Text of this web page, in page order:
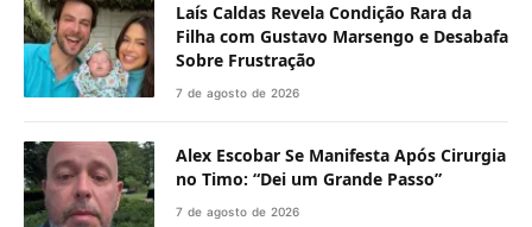
Laís Caldas Revela Condição Rara da
Filha com Gustavo Marsengo e Desabafa
Sobre Frustração
7 de agosto de 2026
Alex Escobar Se Manifesta Após Cirurgia
no Timo: “Dei um Grande Passo”
7 de agosto de 2026